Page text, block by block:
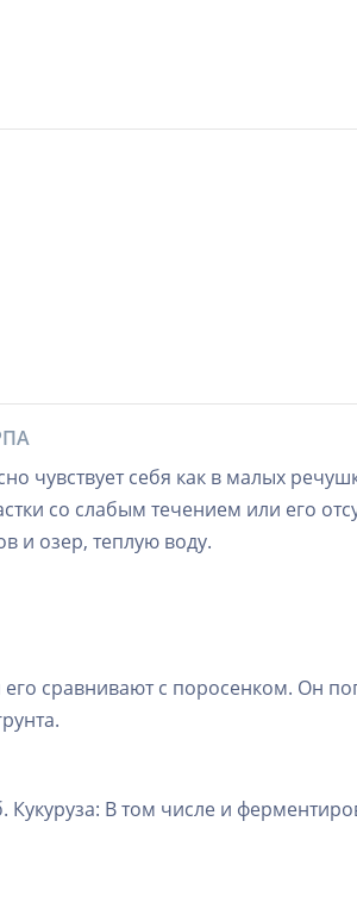
чувствует себя как в малых
со слабым течением или его
и озер, теплую воду.
сравнивают с поросенком. Он
Кукуруза: В том числе и